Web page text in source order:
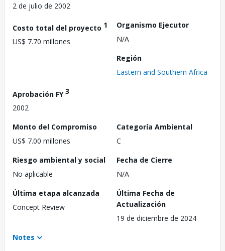
2 de julio de 2002
Costo total del proyecto 1
US$ 7.70 millones
Organismo Ejecutor
N/A
Región
Eastern and Southern Africa
Aprobación FY3
2002
Monto del Compromiso
US$ 7.00 millones
Categoría Ambiental
C
Riesgo ambiental y social
No aplicable
Fecha de Cierre
N/A
Última etapa alcanzada
Concept Review
Última Fecha de
Actualización
19 de diciembre de 2024
Notes